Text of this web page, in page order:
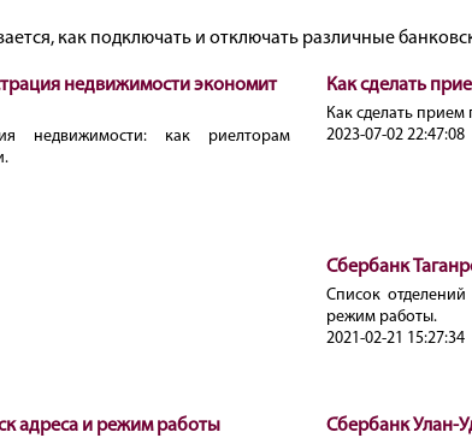
как подключать и отключать различные
недвижимости экономит
недвижимости: как риелторам
Как сделать
Как сделать прием
2023-07-02 22:47:08
Сбербанк
Список отделений
режим работы.
2021-02-21 15:27:34
адреса и режим работы Сбербанк Улан-